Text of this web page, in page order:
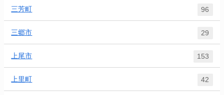
三芳町 96
三郷市 29
上尾市 153
上里町 42